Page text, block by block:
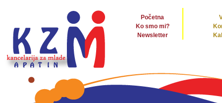
Početna
Ko smo mi?
Newsletter